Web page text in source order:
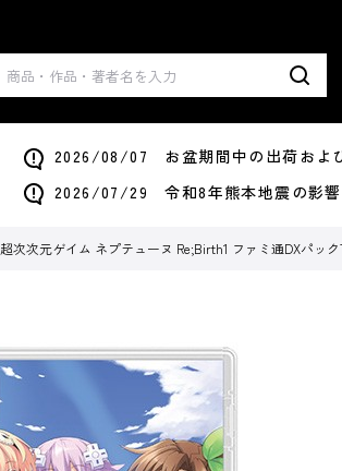
2026/08/07 お盆期間中の出荷およ
2026/07/29 令和8年熊本地震の影響
超次次元ゲイム ネプテューヌ Re;Birth1 ファミ通DXパック